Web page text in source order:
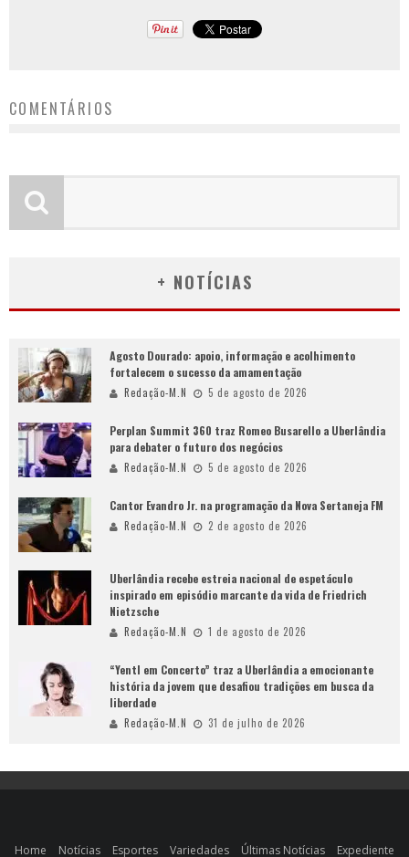
COMENTÁRIOS
+ NOTÍCIAS
Agosto Dourado: apoio, informação e acolhimento
fortalecem o sucesso da amamentação
Redação-M.N 5 de agosto de 2026
Perplan Summit 360 traz Romeo Busarello a Uberlândia
para debater o futuro dos negócios
Redação-M.N 5 de agosto de 2026
Cantor Evandro Jr. na programação da Nova Sertaneja FM
Redação-M.N 2 de agosto de 2026
Uberlândia recebe estreia nacional de espetáculo
inspirado em episódio marcante da vida de Friedrich
Nietzsche
Redação-M.N 1 de agosto de 2026
“Yentl em Concerto” traz a Uberlândia a emocionante
história da jovem que desafiou tradições em busca da
liberdade
Redação-M.N 31 de julho de 2026
Home Notícias Esportes Variedades Últimas Notícias Expediente